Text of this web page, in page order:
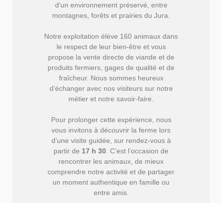
d’un environnement préservé, entre
montagnes, forêts et prairies du Jura.
Notre exploitation élève 160 animaux dans
le respect de leur bien-être et vous
propose la vente directe de viande et de
produits fermiers, gages de qualité et de
fraîcheur. Nous sommes heureux
d’échanger avec nos visiteurs sur notre
métier et notre savoir-faire.
Pour prolonger cette expérience, nous
vous invitons à découvrir la ferme lors
d’une visite guidée, sur rendez-vous à
partir de 17 h 30 . C’est l’occasion de
rencontrer les animaux, de mieux
comprendre notre activité et de partager
un moment authentique en famille ou
entre amis.